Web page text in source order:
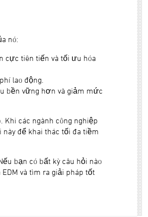
nó:
cực tiên tiến và tối ưu hóa
lao động.
bền vững hơn và giảm mức
Khi các ngành công nghiệp
để khai thác tối đa tiềm
bạn có bất kỳ câu hỏi nào
và tìm ra giải pháp tốt